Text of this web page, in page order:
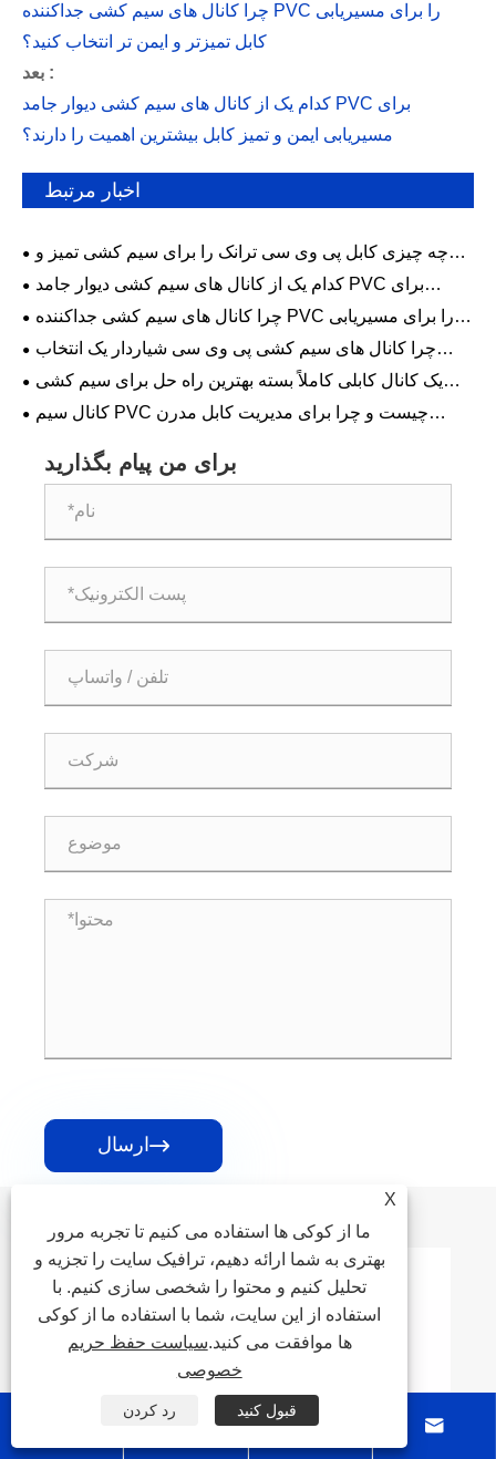
چرا کانال های سیم کشی جداکننده PVC را برای مسیریابی
کابل تمیزتر و ایمن تر انتخاب کنید؟
بعد :
کدام یک از کانال های سیم کشی دیوار جامد PVC برای
مسیریابی ایمن و تمیز کابل بیشترین اهمیت را دارند؟
اخبار مرتبط
چه چیزی کابل پی وی سی ترانک را برای سیم کشی تمیز و
ایمن انتخاب بهتری می کند؟
کدام یک از کانال های سیم کشی دیوار جامد PVC برای
مسیریابی ایمن و تمیز کابل بیشترین اهمیت را دارند؟
چرا کانال های سیم کشی جداکننده PVC را برای مسیریابی
کابل تمیزتر و ایمن تر انتخاب کنید؟
چرا کانال های سیم کشی پی وی سی شیاردار یک انتخاب
هوشمندانه برای مدیریت کابل مدرن هستند؟
یک کانال کابلی کاملاً بسته بهترین راه حل برای سیم کشی
صنعتی ایمن و سازمان یافته است
کانال سیم PVC چیست و چرا برای مدیریت کابل مدرن
برای من پیام بگذارید
ارسال 
محصولات جدید
  
X
ما از کوکی ها استفاده می کنیم تا تجربه مرور
بهتری به شما ارائه دهیم، ترافیک سایت را تجزیه و
تحلیل کنیم و محتوا را شخصی سازی کنیم. با
استفاده از این سایت، شما با استفاده ما از کوکی
ها موافقت می کنید.سیاست حفظ حریم
خصوصی
رد کردن قبول کنید